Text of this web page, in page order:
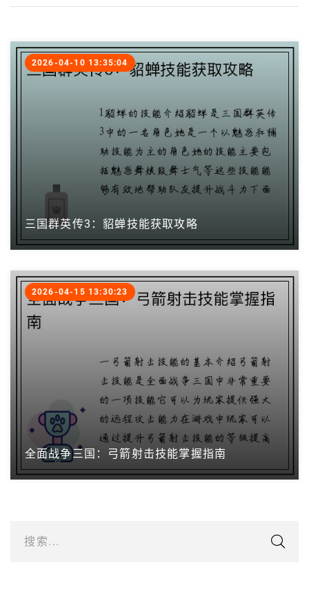
三国群英传3：貂蝉技能获取攻略
2026-04-10 13:35:04
全面战争三国：弓箭射击技能掌握指南
2026-04-15 13:30:23
搜索...